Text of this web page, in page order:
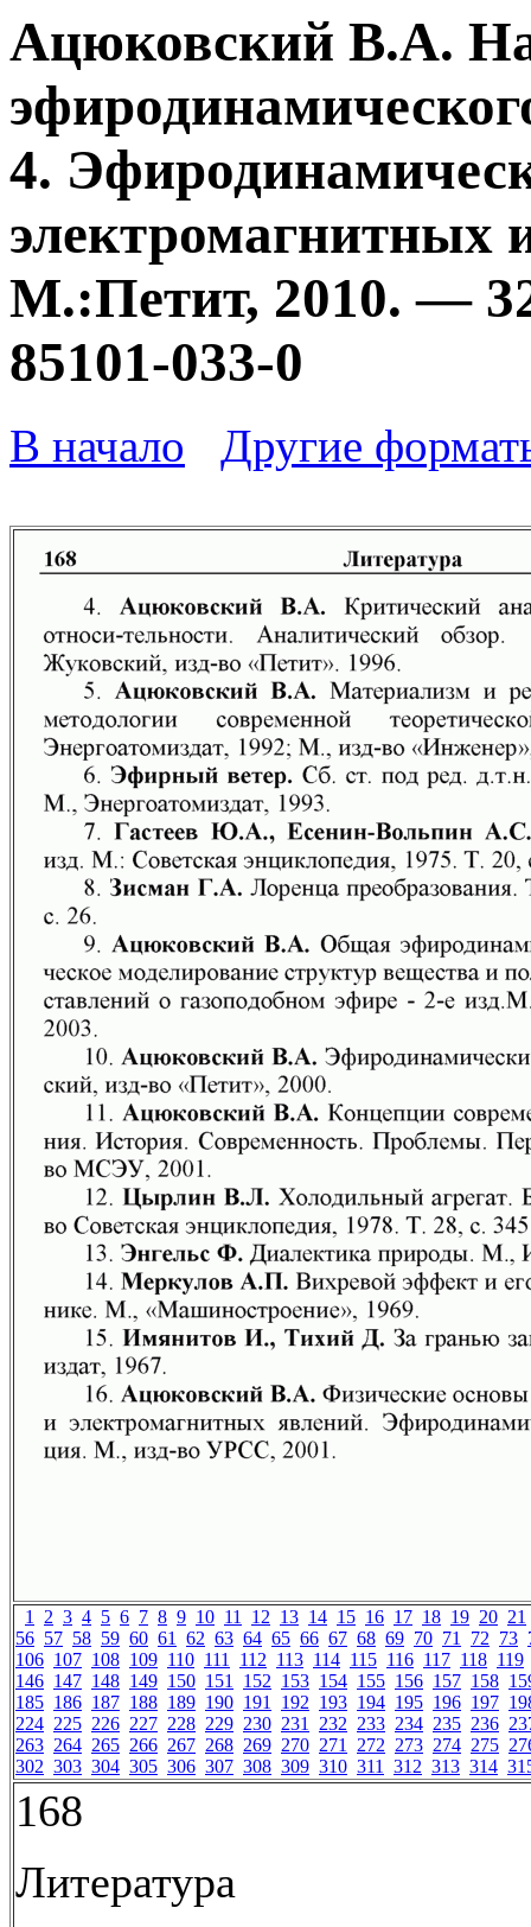
Ацюковский В.А.
4.
электромагнитных
М.:Петит, 2010. —
85101-033-0
В начало Другие
1 2 3 4 5 6 7 8 9 10 11 12 13 14 15 16 17 18 19 20 21
56 57 58 59 60 61 62 63 64 65 66 67 68 69 70 71 72 73
106 107 108 109 110 111 112 113 114 115 116 117 118 119
146 147 148 149 150 151 152 153 154 155 156 157 158
185 186 187 188 189 190 191 192 193 194 195 196 197
224 225 226 227 228 229 230 231 232 233 234 235 236
263 264 265 266 267 268 269 270 271 272 273 274 275
302 303 304 305 306 307 308 309 310 311 312 313 314
168
Литература